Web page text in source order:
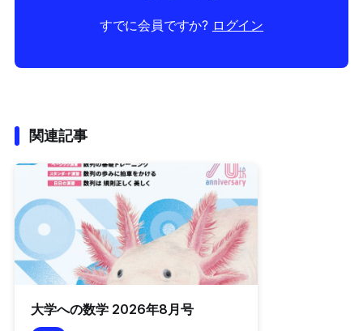
すでに会員ですか? ログイン
関連記事
大学への数学 2026年8月号